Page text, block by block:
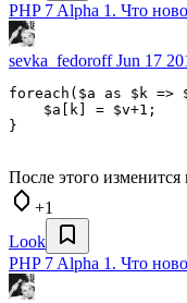
PHP 7 Alpha 1. Что
sevka_fedoroffJun 17
foreach($a as $k =>
    $a[k] = $v+1;
После этого изменится
+1
Look
PHP 7 Alpha 1. Что